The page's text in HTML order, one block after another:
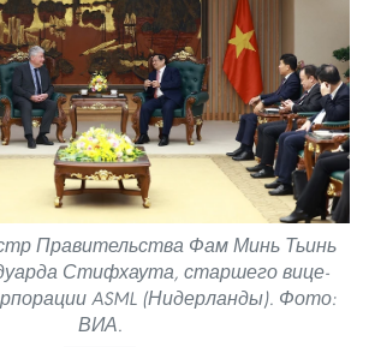
Правительства Фам Минь Тьинь
Стифхаута, старшего вице-
ASML (Нидерланды). Фото:
ВИА.